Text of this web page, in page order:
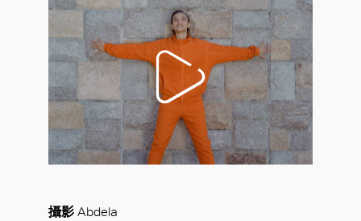
攝影 Abdela